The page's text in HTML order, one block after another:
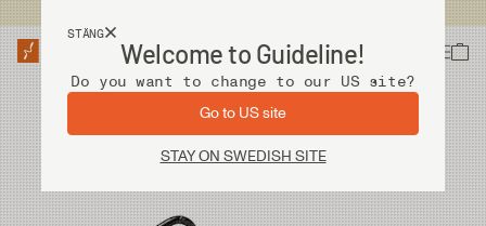
STÄNG
Welcome to Guideline!
Do you want to change to our US site?
Go to US site
STAY ON SWEDISH SITE